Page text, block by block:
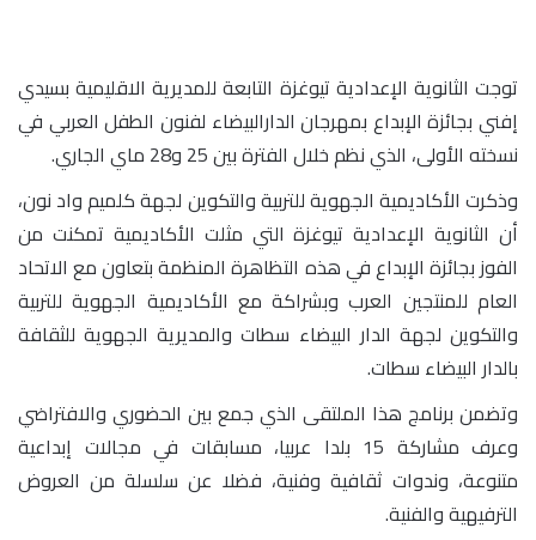
توجت الثانوية الإعدادية تيوغزة التابعة للمديرية الاقليمية بسيدي
إفني بجائزة الإبداع بمهرجان الدارالبيضاء لفنون الطفل العربي في
نسخته الأولى، الذي نظم خلال الفترة بين 25 و28 ماي الجاري.
وذكرت الأكاديمية الجهوية للتربية والتكوين لجهة كلميم واد نون،
أن الثانوية الإعدادية تيوغزة التي مثلت الأكاديمية تمكنت من
الفوز بجائزة الإبداع في هذه التظاهرة المنظمة بتعاون مع الاتحاد
العام للمنتجين العرب وبشراكة مع الأكاديمية الجهوية للتربية
والتكوين لجهة الدار البيضاء سطات والمديرية الجهوية للثقافة
بالدار البيضاء سطات.
وتضمن برنامج هذا الملتقى الذي جمع بين الحضوري والافتراضي
وعرف مشاركة 15 بلدا عربيا، مسابقات في مجالات إبداعية
متنوعة، وندوات ثقافية وفنية، فضلا عن سلسلة من العروض
الترفيهية والفنية.